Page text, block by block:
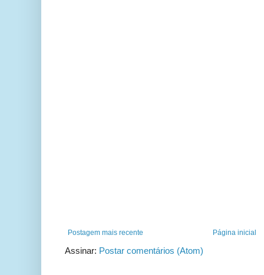
Postagem mais recente Página inicial
Assinar: Postar comentários (Atom)